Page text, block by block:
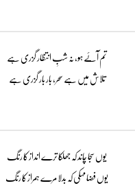
تم آئے ہو، نہ شبِ انتظار گزری ہے
تلاش میں ہے سحر، بار بار گزری ہے
یوں سجا چاند کہ جھلکا ترے انداز کا رنگ
یوں فضا مہکی کہ بدلا مرے ہمراز کا رنگ